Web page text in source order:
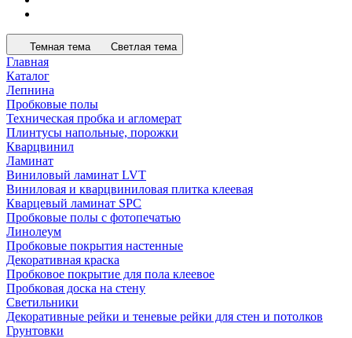
Темная тема Светлая тема
Главная
Каталог
Лепнина
Пробковые полы
Техническая пробка и агломерат
Плинтусы напольные, порожки
Кварцвинил
Ламинат
Виниловый ламинат LVT
Виниловая и кварцвиниловая плитка клеевая
Кварцевый ламинат SPC
Пробковые полы с фотопечатью
Линолеум
Пробковые покрытия настенные
Декоративная краска
Пробковое покрытие для пола клеевое
Пробковая доска на стену
Светильники
Декоративные рейки и теневые рейки для стен и потолков
Грунтовки